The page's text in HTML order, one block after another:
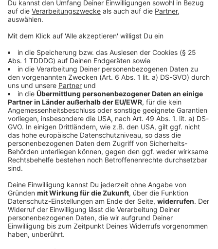
DAS KÖNNTE DICH AUCH INTERESSIEREN
So spart ihr richtig Geld: Hinter diesen No-
Wer beim Kauf von Lebensmitteln Geld sparen
möchte, geht oft zu den Discountern. Vor allem jetzt,
wo alles teurer ist, freuen sich alle über Rabatte und
Co. Und tatsächlich verbergen sich hinter einigen No-